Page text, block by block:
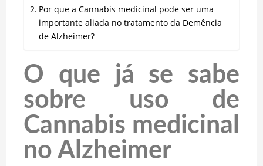
Por que a Cannabis medicinal pode ser uma
importante aliada no tratamento da Demência
de Alzheimer?
O que já se sabe
sobre uso de
Cannabis medicinal
no Alzheimer